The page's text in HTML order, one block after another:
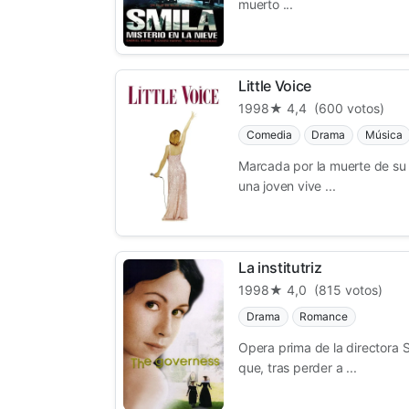
muerto ...
Little Voice
1998★ 4,4 (600 votos)
Comedia Drama Música
Marcada por la muerte de
una joven vive ...
La institutriz
1998★ 4,0 (815 votos)
Drama Romance
Opera prima de la directora
que, tras perder a ...